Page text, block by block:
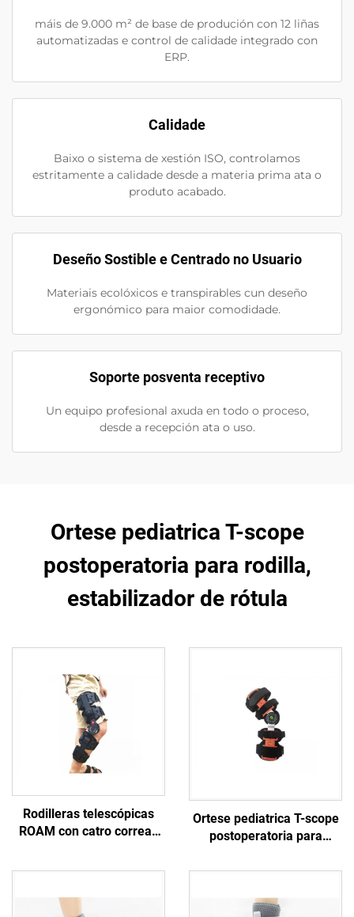
máis de 9.000 m² de base de produción con 12 liñas
automatizadas e control de calidade integrado con
ERP.
Calidade
Baixo o sistema de xestión ISO, controlamos
estritamente a calidade desde a materia prima ata o
produto acabado.
Deseño Sostible e Centrado no Usuario
Materiais ecolóxicos e transpirables cun deseño
ergonómico para maior comodidade.
Soporte posventa receptivo
Un equipo profesional axuda en todo o proceso,
desde a recepción ata o uso.
Ortese pediatrica T-scope
postoperatoria para rodilla,
estabilizador de rótula
Rodilleras telescópicas
ROAM con catro correas
Ortese pediatrica T-scope
postoperatoria para
rótula